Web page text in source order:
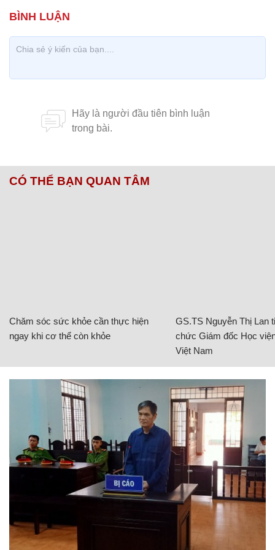
CÓ THỂ BẠN QUAN TÂM
Chăm sóc sức khỏe cần thực hiện
ngay khi cơ thể còn khỏe
GS.TS Nguyễn Thị Lan
chức Giám đốc Học
Việt Nam